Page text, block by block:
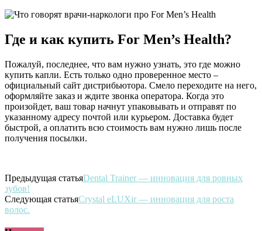
Где и как купить For Men’s Health?
Пожалуй, последнее, что вам нужно узнать, это где можно
купить капли. Есть только одно проверенное место –
официальный сайт дистрибьютора. Смело переходите на него,
оформляйте заказ и ждите звонка оператора. Когда это
произойдет, ваш товар начнут упаковывать и отправят по
указанному адресу почтой или курьером. Доставка будет
быстрой, а оплатить всю стоимость вам нужно лишь после
получения посылки.
Предыдущая статьяDental Trainer — инновация для ровных
зубов!
Следующая статьяCrystal eLUXir​ — инновация для роста
волос.